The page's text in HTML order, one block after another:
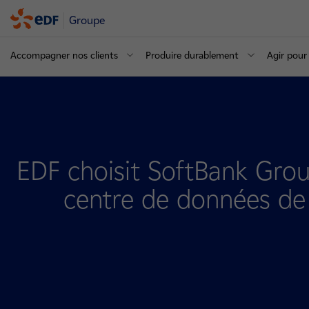
Groupe
Accompagner nos clients Produire durablement Agir
EDF choisit SoftBank
centre de données